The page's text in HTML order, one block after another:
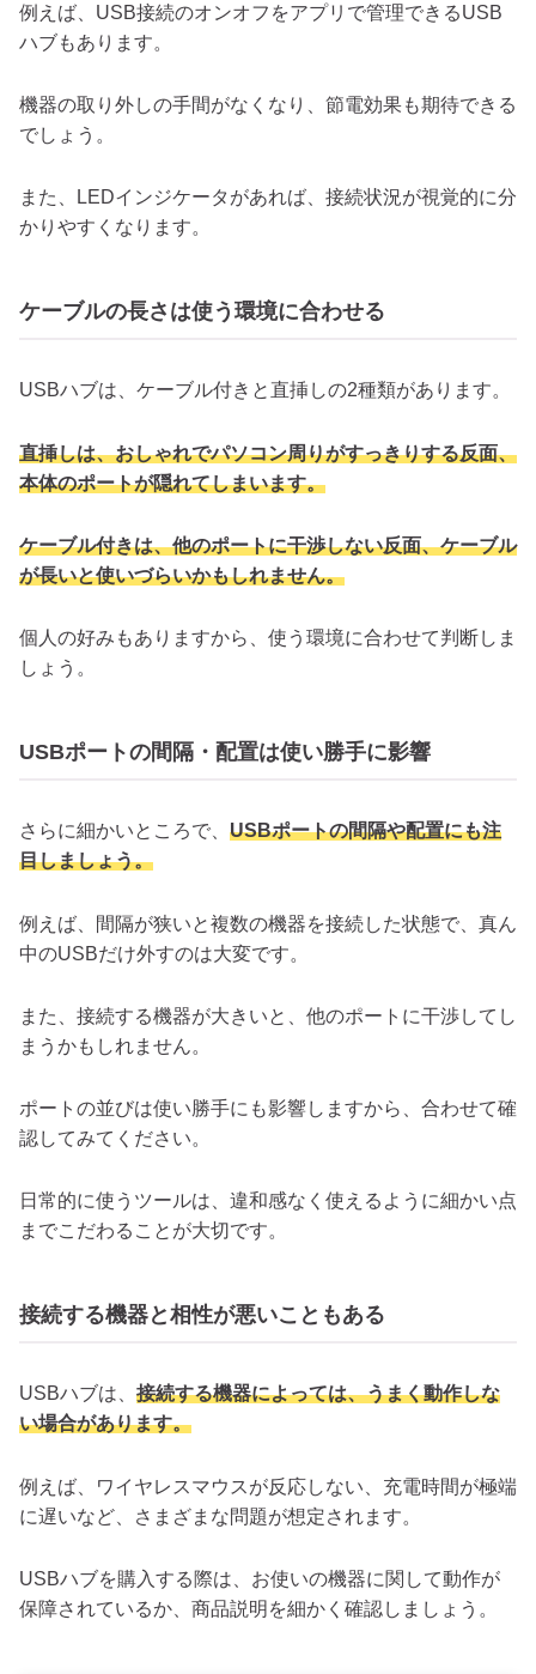
例えば、USB接続のオンオフをアプリで管理できるUSB
ハブもあります。
機器の取り外しの手間がなくなり、節電効果も期待できる
でしょう。
また、LEDインジケータがあれば、接続状況が視覚的に分
かりやすくなります。
ケーブルの長さは使う環境に合わせる
USBハブは、ケーブル付きと直挿しの2種類があります。
直挿しは、おしゃれでパソコン周りがすっきりする反面、
本体のポートが隠れてしまいます。
ケーブル付きは、他のポートに干渉しない反面、ケーブル
が長いと使いづらいかもしれません。
個人の好みもありますから、使う環境に合わせて判断しま
しょう。
USBポートの間隔・配置は使い勝手に影響
さらに細かいところで、 USBポートの間隔や配置にも注
目しましょう。
例えば、間隔が狭いと複数の機器を接続した状態で、真ん
中のUSBだけ外すのは大変です。
また、接続する機器が大きいと、他のポートに干渉してし
まうかもしれません。
ポートの並びは使い勝手にも影響しますから、合わせて確
認してみてください。
日常的に使うツールは、違和感なく使えるように細かい点
までこだわることが大切です。
接続する機器と相性が悪いこともある
USBハブは、 接続する機器によっては、うまく動作しな
い場合があります。
例えば、ワイヤレスマウスが反応しない、充電時間が極端
に遅いなど、さまざまな問題が想定されます。
USBハブを購入する際は、お使いの機器に関して動作が
保障されているか、商品説明を細かく確認しましょう。